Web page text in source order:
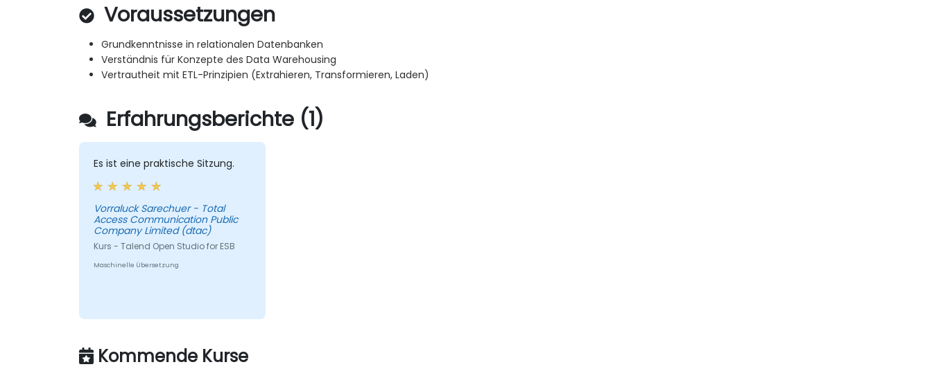
Voraussetzungen
Grundkenntnisse in relationalen Datenbanken
Verständnis für Konzepte des Data Warehousing
Vertrautheit mit ETL-Prinzipien (Extrahieren, Transformieren, Laden)
Erfahrungsberichte (1)
Es ist eine praktische Sitzung.
Vorraluck Sarechuer - Total
Access Communication Public
Company Limited (dtac)
Kurs - Talend Open Studio for ESB
Maschinelle Übersetzung
Kommende Kurse